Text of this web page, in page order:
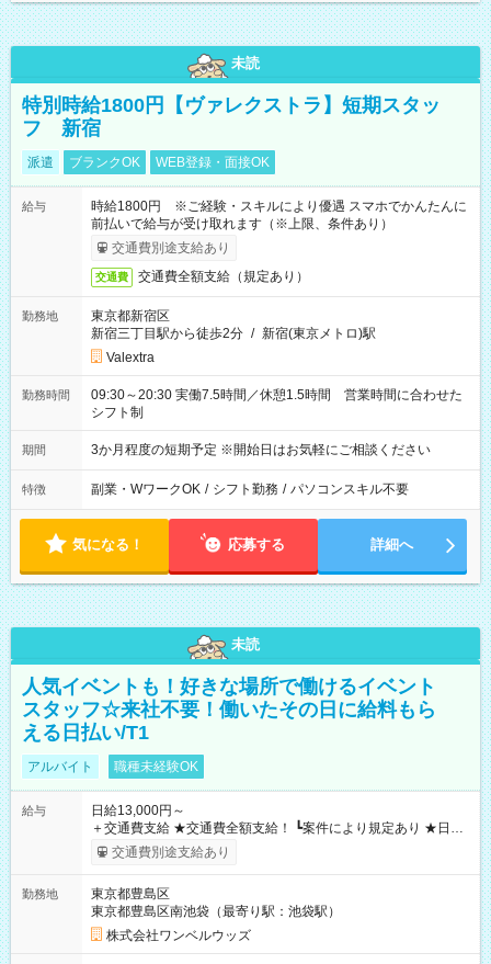
未読
特別時給1800円【ヴァレクストラ】短期スタッ
フ 新宿
派遣 ブランクOK WEB登録・面接OK
給与
時給1800円 ※ご経験・スキルにより優遇 スマホでかんたんに
前払いで給与が受け取れます（※上限、条件あり）
交通費別途支給あり
交通費 交通費全額支給（規定あり）
勤務地
東京都新宿区
新宿三丁目駅から徒歩2分 / 新宿(東京メトロ)駅
Valextra
勤務時間
09:30～20:30 実働7.5時間／休憩1.5時間 営業時間に合わせた
シフト制
期間 3か月程度の短期予定 ※開始日はお気軽にご相談ください
特徴 副業・WワークOK / シフト勤務 / パソコンスキル不要
気になる！ 応募する 詳細へ
未読
人気イベントも！好きな場所で働けるイベント
スタッフ☆来社不要！働いたその日に給料もら
える日払い/T1
アルバイト 職種未経験OK
給与
日給13,000円～
＋交通費支給 ★交通費全額支給！ ┗案件により規定あり ★日払
いOK！（規定あり） ┗働いたその日に現金GET♪ お仕事後はコ
ンビニATMから 日払い分を引き落とせます！ 【試用期間】試
交通費別途支給あり
勤務地
東京都豊島区
東京都豊島区南池袋（最寄り駅：池袋駅）
株式会社ワンベルウッズ